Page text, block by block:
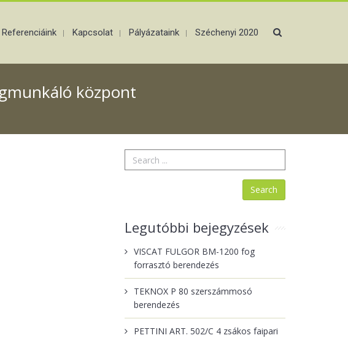
Referenciáink Kapcsolat Pályázataink Széchenyi 2020
központ
Legutóbbi bejegyzések
VISCAT FULGOR BM-1200 fog
forrasztó berendezés
TEKNOX P 80 szerszámmosó
berendezés
PETTINI ART. 502/C 4 zsákos faipari